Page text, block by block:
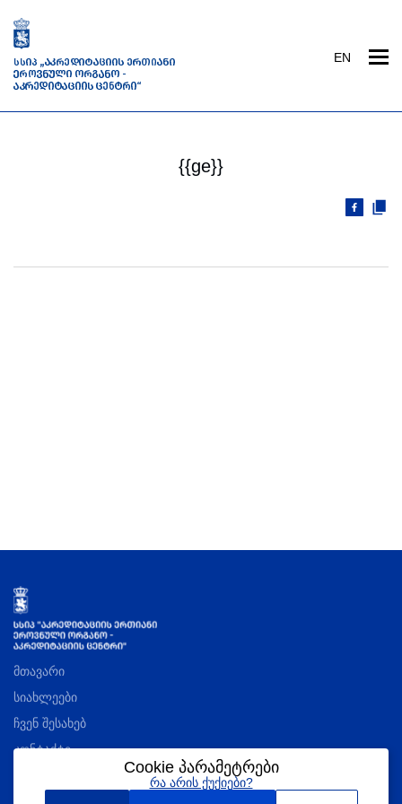
EN
{{ge}}
მთავარი
სიახლეები
ჩვენ შესახებ
კონტაქტი
Cookie პარამეტრები
რა არის ქუქიები?